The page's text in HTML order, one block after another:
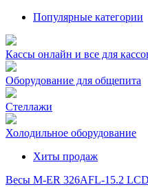
Популярные категории
Кассы онлайн и все для
Оборудование для общепита
Стеллажи
Холодильное оборудование
Хиты продаж
Весы M-ER 326AFL-15.2 LCD